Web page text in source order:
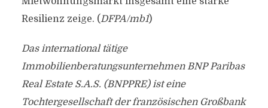
Resilienz zeige. (DFPA/mb1)
Das international tätige
Immobilienberatungsunternehmen BNP Paribas
Real Estate S.A.S. (BNPPRE) ist eine
Tochtergesellschaft der französischen Großbank